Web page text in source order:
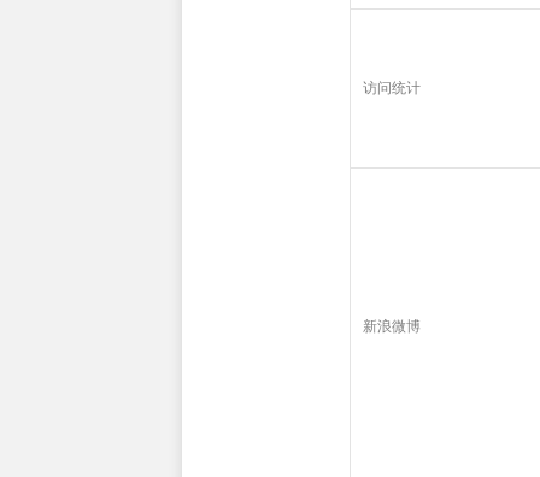
访问统计
新浪微博